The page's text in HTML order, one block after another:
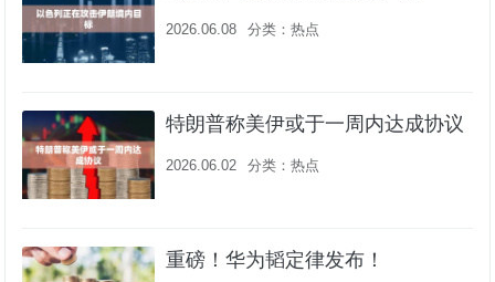
2026.06.08 分类：热点
特朗普称美伊或于一周内达成协议
2026.06.02 分类：热点
重磅！华为韬定律发布！